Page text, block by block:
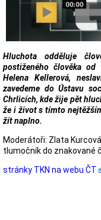
Hluchota odděluje
postiženého člověka
Helena Kellerová,
zavedeme do Ústavu
Chrlicích, kde žije pět
že i život s tímto
žít naplno.
Moderátoři: Zlata
tlumočník do znakované
stránky TKN na webu ČT